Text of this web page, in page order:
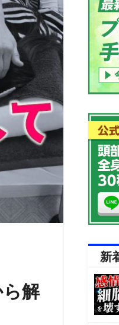
ら解
新